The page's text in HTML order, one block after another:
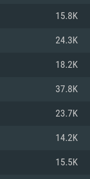
bit)
어 이상
이상을 지원하
11.0
Core i5 (Intel
성능을 가지는
최신 버전
어
원하고, 최신
최신 그래픽
15.8K
24.3K
18.2K
37.8K
23.7K
14.2K
15.5K